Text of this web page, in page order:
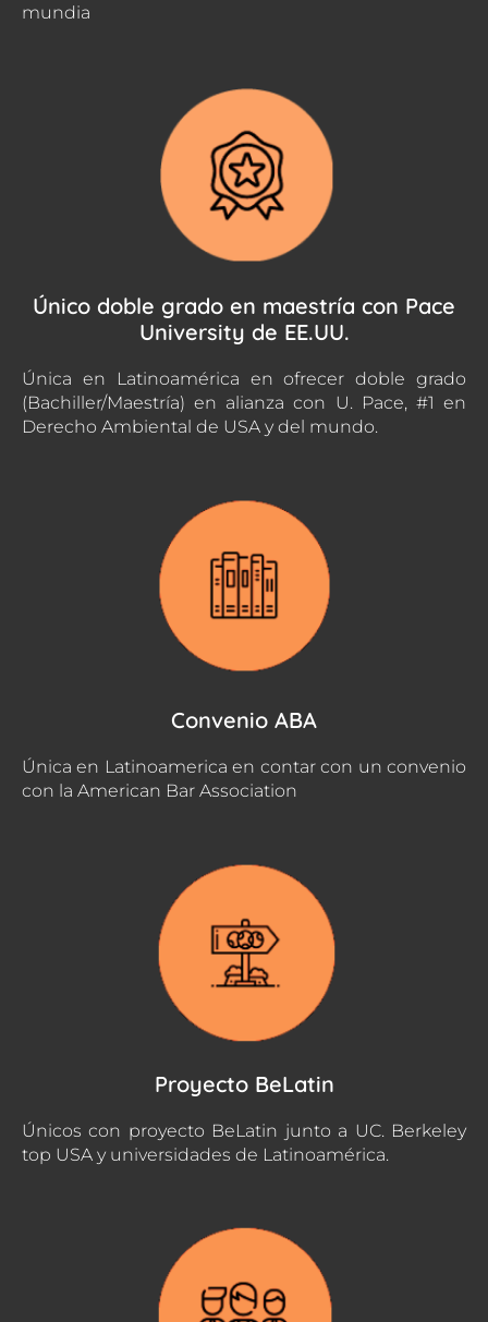
mundia
Único doble grado en maestría con Pace
University de EE.UU.
Única en Latinoamérica en ofrecer doble grado
(Bachiller/Maestría) en alianza con U. Pace, #1 en
Derecho Ambiental de USA y del mundo.
Convenio ABA
Única en Latinoamerica en contar con un convenio
con la American Bar Association
Proyecto BeLatin
Únicos con proyecto BeLatin junto a UC. Berkeley
top USA y universidades de Latinoamérica.